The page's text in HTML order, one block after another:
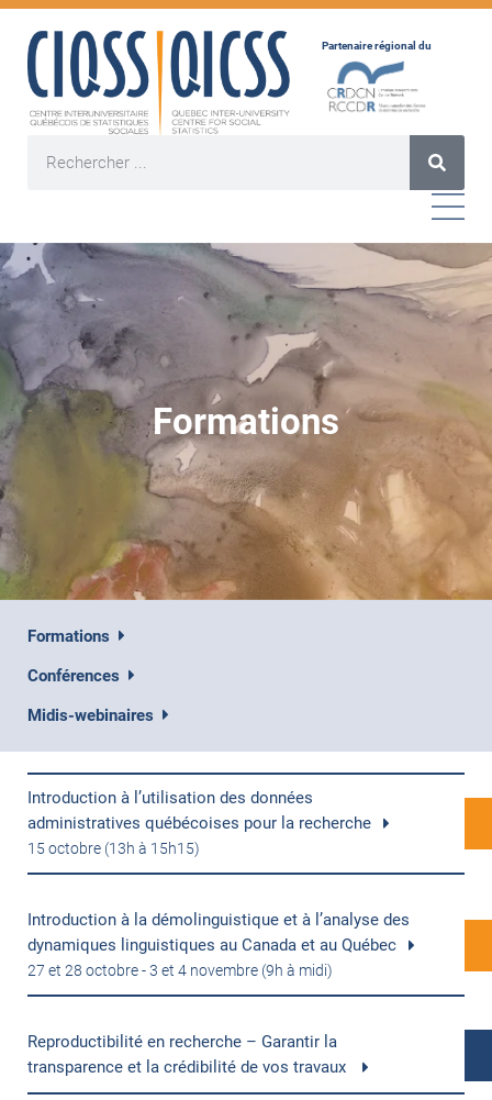
Partenaire régional du
Formations
Formations
Conférences
Midis-webinaires
Introduction à l’utilisation des données
administratives québécoises pour la recherche
15 octobre (13h à 15h15)
Introduction à la démolinguistique et à l’analyse des
dynamiques linguistiques au Canada et au Québec
27 et 28 octobre - 3 et 4 novembre (9h à midi)
Reproductibilité en recherche – Garantir la
transparence et la crédibilité de vos travaux